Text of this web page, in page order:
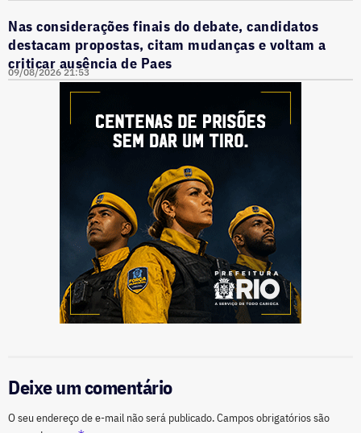
Nas considerações finais do debate, candidatos
destacam propostas, citam mudanças e voltam a
criticar ausência de Paes
09/08/2026 21:53
Deixe um comentário
O seu endereço de e-mail não será publicado.Campos obrigatórios são